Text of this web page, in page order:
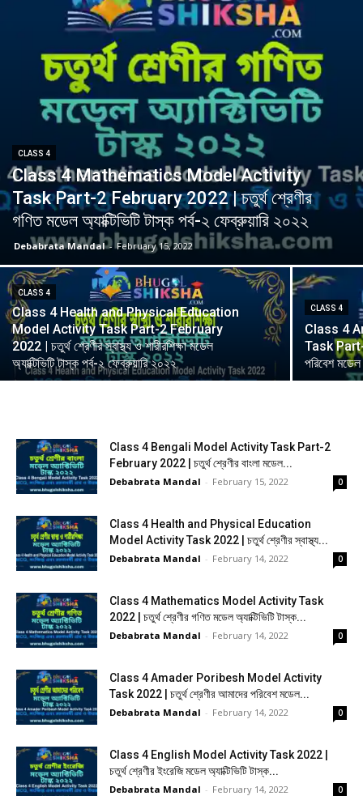
CLASS 4
Class 4 Mathematics Model Activity
Task Part-2 February 2022 | চতুর্থ শ্রেণীর
গণিত মডেল অ্যাক্টিভিটি টাস্ক পর্ব-২ ফেব্রুয়ারি ২০২২
Debabrata Mandal - February 15, 2022
CLASS 4
Class 4 Health and Physical Education
Model Activity Task Part-2 February
2022 | চতুর্থ শ্রেণীর স্বাস্থ্য ও শারীরশিক্ষা মডেল
অ্যাক্টিভিটি টাস্ক পর্ব-২ ফেব্রুয়ারি ২০২২
CLASS 4
Class 4
Task Part-
পরিবেশ মডেল
Class 4 Bengali Model Activity Task Part-2
February 2022 | চতুর্থ শ্রেণীর বাংলা মডেল...
Debabrata Mandal - February 15, 2022 0
Class 4 Health and Physical Education
Model Activity Task 2022 | চতুর্থ শ্রেণীর স্বাস্থ্য...
Debabrata Mandal - February 14, 2022 0
Class 4 Mathematics Model Activity Task
2022 | চতুর্থ শ্রেণীর গণিত মডেল অ্যাক্টিভিটি টাস্ক...
Debabrata Mandal - February 14, 2022 0
Class 4 Amader Poribesh Model Activity
Task 2022 | চতুর্থ শ্রেণীর আমাদের পরিবেশ মডেল...
Debabrata Mandal - February 14, 2022 0
Class 4 English Model Activity Task 2022 |
চতুর্থ শ্রেণীর ইংরেজি মডেল অ্যাক্টিভিটি টাস্ক...
Debabrata Mandal - February 14, 2022 0